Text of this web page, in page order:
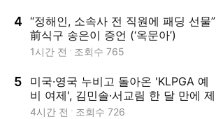
4 “정해인, 소속사 전 직원에 패딩 선물”
前식구 송은이 증언 (‘옥문아’)
1시간 전 조회수 765
5
미국·영국 누비고 돌아온 'KLPGA 예
비 여제', 김민솔·서교림 한 달 만에 제
주서 재격돌
4시간 전 조회수 726